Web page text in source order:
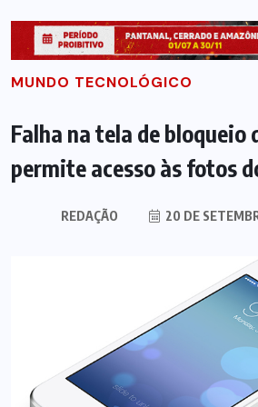
MUNDO TECNOLÓGICO
Falha na tela de bloqueio
permite acesso às fotos
REDAÇÃO 20 DE